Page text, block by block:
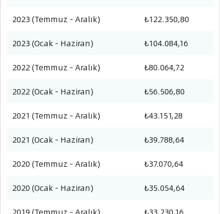
2023 (Temmuz - Aralık)
₺122.350,80
2023 (Ocak - Haziran)
₺104.084,16
2022 (Temmuz - Aralık)
₺80.064,72
2022 (Ocak - Haziran)
₺56.506,80
2021 (Temmuz - Aralık)
₺43.151,28
2021 (Ocak - Haziran)
₺39.788,64
2020 (Temmuz - Aralık)
₺37.070,64
2020 (Ocak - Haziran)
₺35.054,64